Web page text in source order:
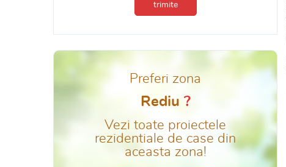
trimite
Preferi zona
Rediu ?
Vezi toate proiectele
rezidentiale de case din
aceasta zona!